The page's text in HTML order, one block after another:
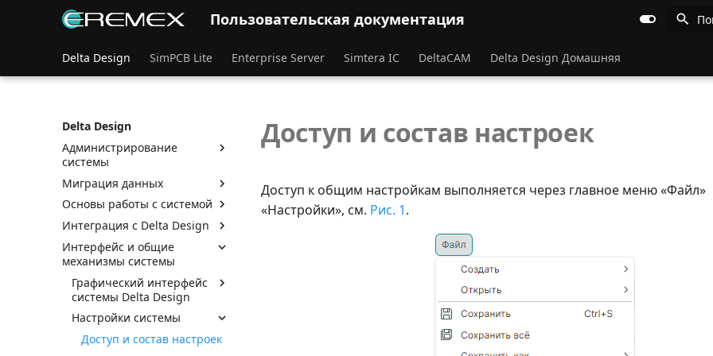
Пользовательская документация
Delta Design SimPCB Lite Enterprise Server Simtera IC DeltaCAM Delta Design Домашняя
Delta Design
Администрирование
системы
Миграция данных
Основы работы с системой
Интеграция с Delta Design
Интерфейс и общие
механизмы системы
Графический интерфейс
системы Delta Design
Настройки системы
Доступ и состав настроек
Доступ и состав настроек
Доступ к общим настройкам выполняется через главное меню
«Настройки», см. Рис. 1.